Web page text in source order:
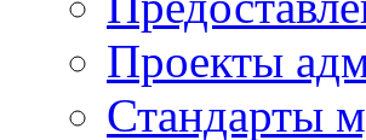
Проекты
Стандарты